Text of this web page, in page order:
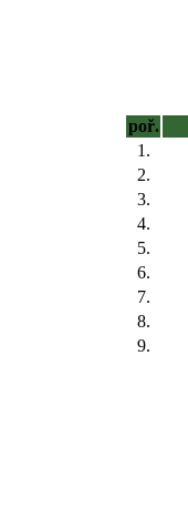
poř.
1.
2.
3.
4.
5.
6.
7.
8.
9.